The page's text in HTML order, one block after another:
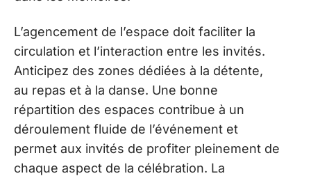
L’agencement de l’espace doit faciliter la
circulation et l’interaction entre les invités.
Anticipez des zones dédiées à la détente,
au repas et à la danse. Une bonne
répartition des espaces contribue à un
déroulement fluide de l’événement et
permet aux invités de profiter pleinement de
chaque aspect de la célébration. La